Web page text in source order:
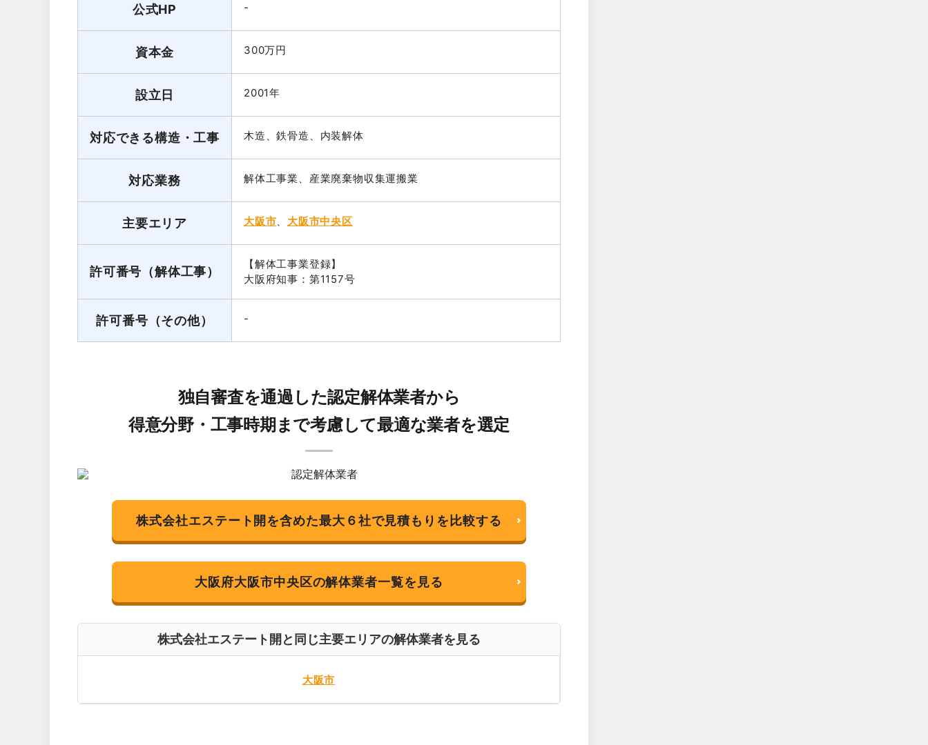
公式HP -
資本金 300万円
設立日 2001年
対応できる構造・工事 木造、鉄骨造、内装解体
対応業務 解体工事業、産業廃棄物収集運搬業
主要エリア 大阪市、 大阪市中央区
許可番号（解体工事）
【解体工事業登録】
大阪府知事：第1157号
許可番号（その他） -
独自審査を通過した認定解体業者から
得意分野・工事時期まで考慮して最適な業者を選定
株式会社エステート開を含めた最大６社で見積もりを比較する
大阪府大阪市中央区の解体業者一覧を見る
株式会社エステート開と同じ主要エリアの解体業者を見る
大阪市